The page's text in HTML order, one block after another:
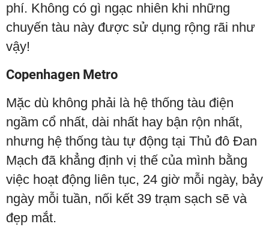
phí. Không có gì ngạc nhiên khi những
chuyến tàu này được sử dụng rộng rãi như
vậy!
Copenhagen Metro
Mặc dù không phải là hệ thống tàu điện
ngầm cổ nhất, dài nhất hay bận rộn nhất,
nhưng hệ thống tàu tự động tại Thủ đô Đan
Mạch đã khẳng định vị thế của mình bằng
việc hoạt động liên tục, 24 giờ mỗi ngày, bảy
ngày mỗi tuần, nối kết 39 trạm sạch sẽ và
đẹp mắt.